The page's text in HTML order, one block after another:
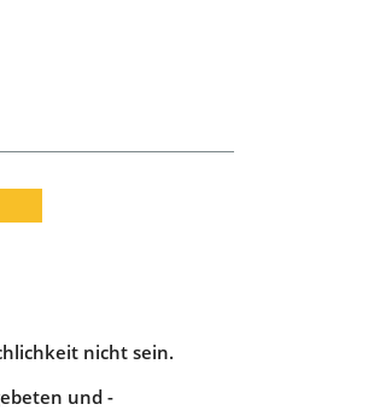
nicht sein.
und -